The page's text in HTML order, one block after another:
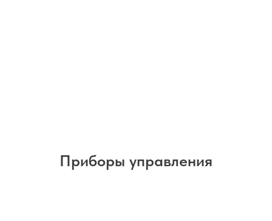
Приборы управления